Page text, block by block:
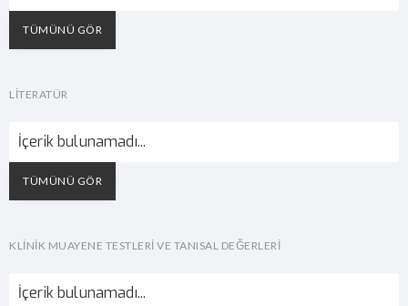
TÜMÜNÜ GÖR
LİTERATÜR
İçerik bulunamadı...
TÜMÜNÜ GÖR
KLİNİK MUAYENE TESTLERİ VE TANISAL DEĞERLERİ
İçerik bulunamadı...